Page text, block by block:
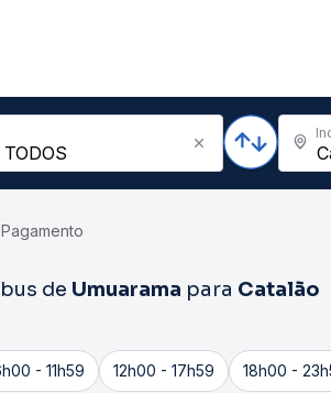
Pagamento
de Umuarama para Catalão
- 11h59 12h00 - 17h59 18h00 -